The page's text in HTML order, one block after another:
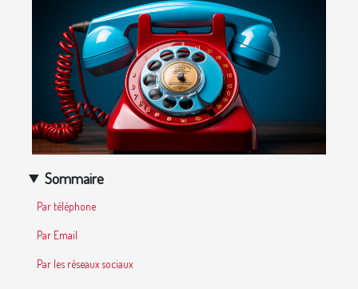
Sommaire
Par téléphone
Par Email
Par les réseaux sociaux